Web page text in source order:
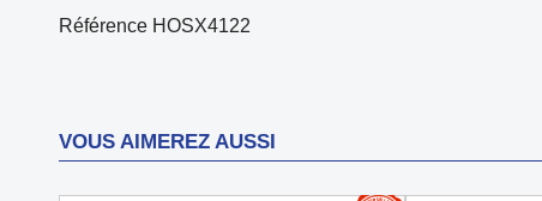
Référence HOSX4122
VOUS AIMEREZ AUSSI